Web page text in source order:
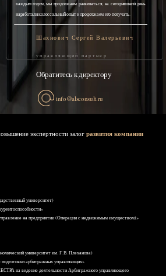
каждым годом, мы продолжаем развиваться, на сегодняшний день
наработали колоссальный опыт и продолжаем его получать.
Шахнович Сергей Валерьевич
управляющий партнер
Обратитесь к директору
info@alsconsult.ru
экспертности залог развития компании
университет)
на предприятии (Операции с недвижимым имуществом)»
университет им. Г.В. Плеханова)
арбитражных управляющих»
на ведение деятельности Арбитражного управляющего